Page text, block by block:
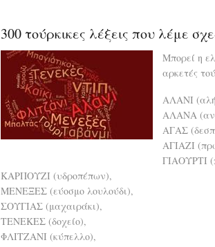
300 τούρκικες λέξεις που λέμε
Μπορεί η
αρκετές
ΑΛΑΝΙ
ΑΛΑΝΑ
ΑΓΑΣ
ΑΓΙΑΖΙ
ΓΙΑΟΥΡΤΙ
ΚΑΡΠΟΥΖΙ (υδροπέπων),
ΜΕΝΕΞΕΣ (εύοσμο λουλούδι),
ΣΟΥΓΙΑΣ (μαχαιράκι),
ΤΕΝΕΚΕΣ (δοχείο),
ΦΛΙΤΖΑΝΙ (κύπελλο),